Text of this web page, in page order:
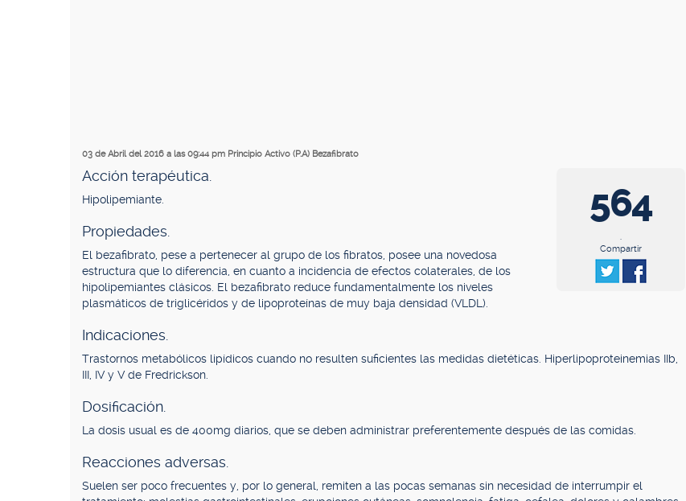
03 de Abril del 2016 a las 09:44 pm Principio Activo (P.A) Bezafibrato
564
.
Compartir
Acción terapéutica.
Hipolipemiante.
Propiedades.
El bezafibrato, pese a pertenecer al grupo de los fibratos, posee una novedosa
estructura que lo diferencia, en cuanto a incidencia de efectos colaterales, de los
hipolipemiantes clásicos. El bezafibrato reduce fundamentalmente los niveles
plasmáticos de triglicéridos y de lipoproteínas de muy baja densidad (VLDL).
Indicaciones.
Trastornos metabólicos lipídicos cuando no resulten suficientes las medidas dietéticas. Hiperlipoproteinemias IIb,
III, IV y V de Fredrickson.
Dosificación.
La dosis usual es de 400mg diarios, que se deben administrar preferentemente después de las comidas.
Reacciones adversas.
Suelen ser poco frecuentes y, por lo general, remiten a las pocas semanas sin necesidad de interrumpir el